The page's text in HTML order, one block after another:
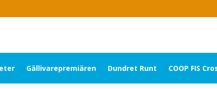
Gällivarepremiären Dundret Runt COOP FIS